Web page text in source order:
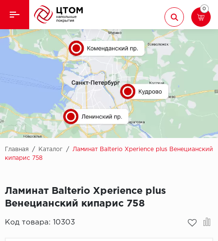
Назад
Кварцвиниловая плитка
Назад
Aberhof
Adelar
Alfa
AllureFloor
Alpine floor
Arbiton
Ламинат
Ковролин
Линолеум
Паркет
Плинтус
0
Главная / Каталог /
Ламинат Balterio Xperience plus Венецианский
кипарис 758
Ламинат Balterio Xperience plus
Венецианский кипарис 758
Код товара: 10303